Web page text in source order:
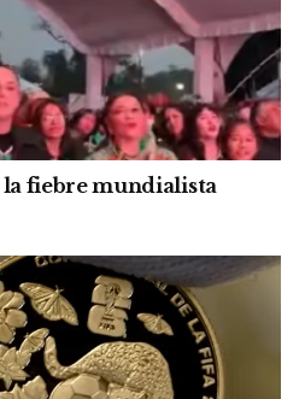
la fiebre mundialista